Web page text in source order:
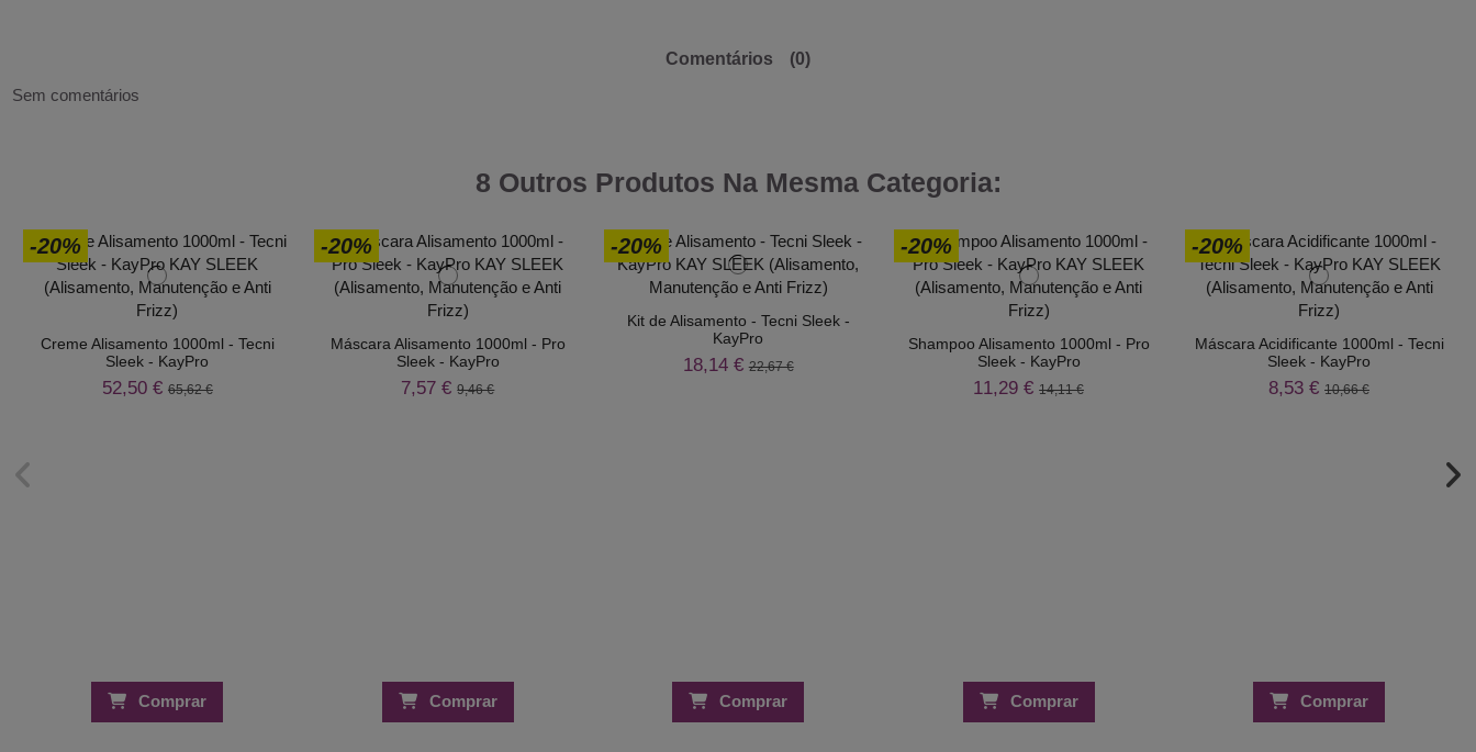
Comentários
(0)
Sem comentários
8 Outros Produtos Na Mesma Categoria:
-20%
Creme Alisamento 1000ml - Tecni
Sleek - KayPro
52,50 € 65,62 €
Comprar
-20%
Máscara Alisamento 1000ml - Pro
Sleek - KayPro
7,57 €9,46 €
Comprar
-20%
Kit de Alisamento - Tecni Sleek -
KayPro
18,14 €22,67 €
Comprar
-20%
Shampoo Alisamento 1000ml - Pro
Sleek - KayPro
11,29 €14,11 €
Comprar
-20%
Máscara Acidificante 1000ml - Tecni
Sleek - KayPro
8,53 € 10,66 €
Comprar